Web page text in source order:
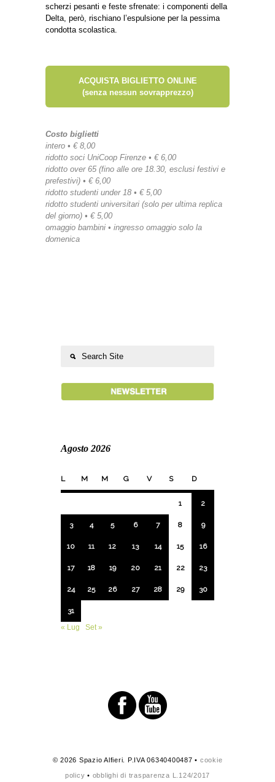
scherzi pesanti e feste sfrenate: i componenti della
Delta, però, rischiano l’espulsione per la pessima
condotta scolastica.
ACQUISTA BIGLIETTO ONLINE
(senza nessun sovrapprezzo)
Costo biglietti
intero • € 8,00
ridotto soci UniCoop Firenze • € 6,00
ridotto over 65 (fino alle ore 18.30, esclusi festivi e
prefestivi) • € 6,00
ridotto studenti under 18 • € 5,00
ridotto studenti universitari (solo per ultima replica
del giorno) • € 5,00
omaggio bambini • ingresso omaggio solo la
domenica
Agosto 2026
L M M G V S D
1 2
3 4 5 6 7 8 9
10 11 12 13 14 15 16
17 18 19 20 21 22 23
24 25 26 27 28 29 30
31
« Lug
Set »
© 2026 Spazio Alfieri. P.IVA 06340400487 • cookie
policy • obblighi di trasparenza L.124/2017